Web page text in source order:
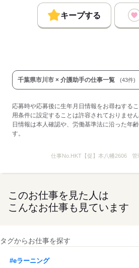
応募する
キープする
千葉県市川市 × 介護助手の仕事一覧 (43件)
応募時や応募後に生年月日情報をお尋ねする
用条件に設定することは許容されておりませ
日情報は本人確認や、労働基準法に沿った年
す。
仕事No. HKT【促】本八幡2606 管
このお仕事を見た人は
こんなお仕事も見ています
タグからお仕事を探す
#eラーニング